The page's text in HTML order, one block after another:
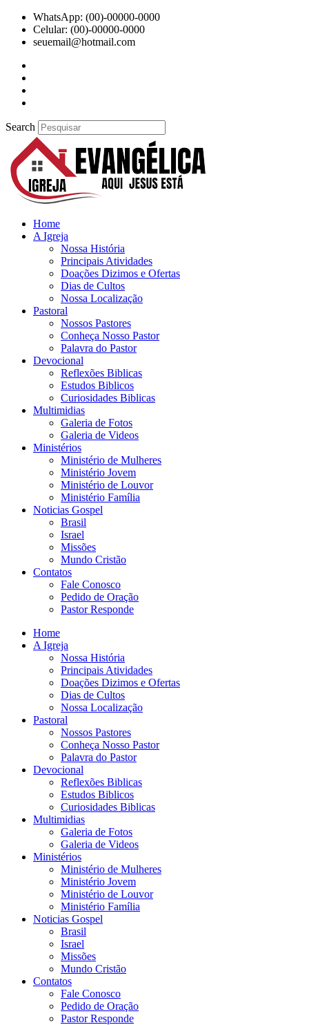
para
WhatsApp: (00)-00000-0000
Celular: (00)-00000-0000
seuemail@hotmail.com
Search
Home
A Igreja
Nossa História
Principais Atividades
Doações Dizimos e Ofertas
Dias de Cultos
Nossa Localização
Pastoral
Nossos Pastores
Conheça Nosso Pastor
Palavra do Pastor
Devocional
Reflexões Biblicas
Estudos Biblicos
Curiosidades Biblicas
Multimidias
Galeria de Fotos
Galeria de Videos
Ministérios
Ministério de Mulheres
Ministério Jovem
Ministério de Louvor
Ministério Família
Noticias Gospel
Brasil
Israel
Missões
Mundo Cristão
Contatos
Fale Conosco
Pedido de Oração
Pastor Responde
Home
A Igreja
Nossa História
Principais Atividades
Doações Dizimos e Ofertas
Dias de Cultos
Nossa Localização
Pastoral
Nossos Pastores
Conheça Nosso Pastor
Palavra do Pastor
Devocional
Reflexões Biblicas
Estudos Biblicos
Curiosidades Biblicas
Multimidias
Galeria de Fotos
Galeria de Videos
Ministérios
Ministério de Mulheres
Ministério Jovem
Ministério de Louvor
Ministério Família
Noticias Gospel
Brasil
Israel
Missões
Mundo Cristão
Contatos
Fale Conosco
Pedido de Oração
Pastor Responde